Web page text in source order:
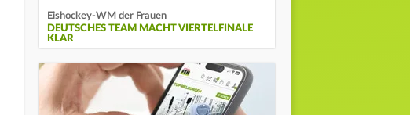
Eishockey-WM der Frauen
DEUTSCHES TEAM MACHT VIERTELFINALE
KLAR